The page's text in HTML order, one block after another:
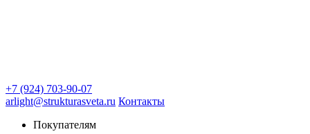
+7 (924) 703-90-07
arlight@strukturasveta.ru Контакты
Покупателям